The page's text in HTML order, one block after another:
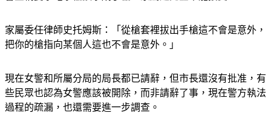
把你的槍指向某個人這也不會是意外。」
些民眾也認為女警應該被開除，而非請辭了事，現在警方執法
過程的疏漏，也還需要進一步調查。